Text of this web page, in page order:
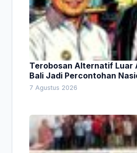
Terobosan Alternatif Luar
Bali Jadi Percontohan
Pembiayaan Daerah
7 Agustus 2026